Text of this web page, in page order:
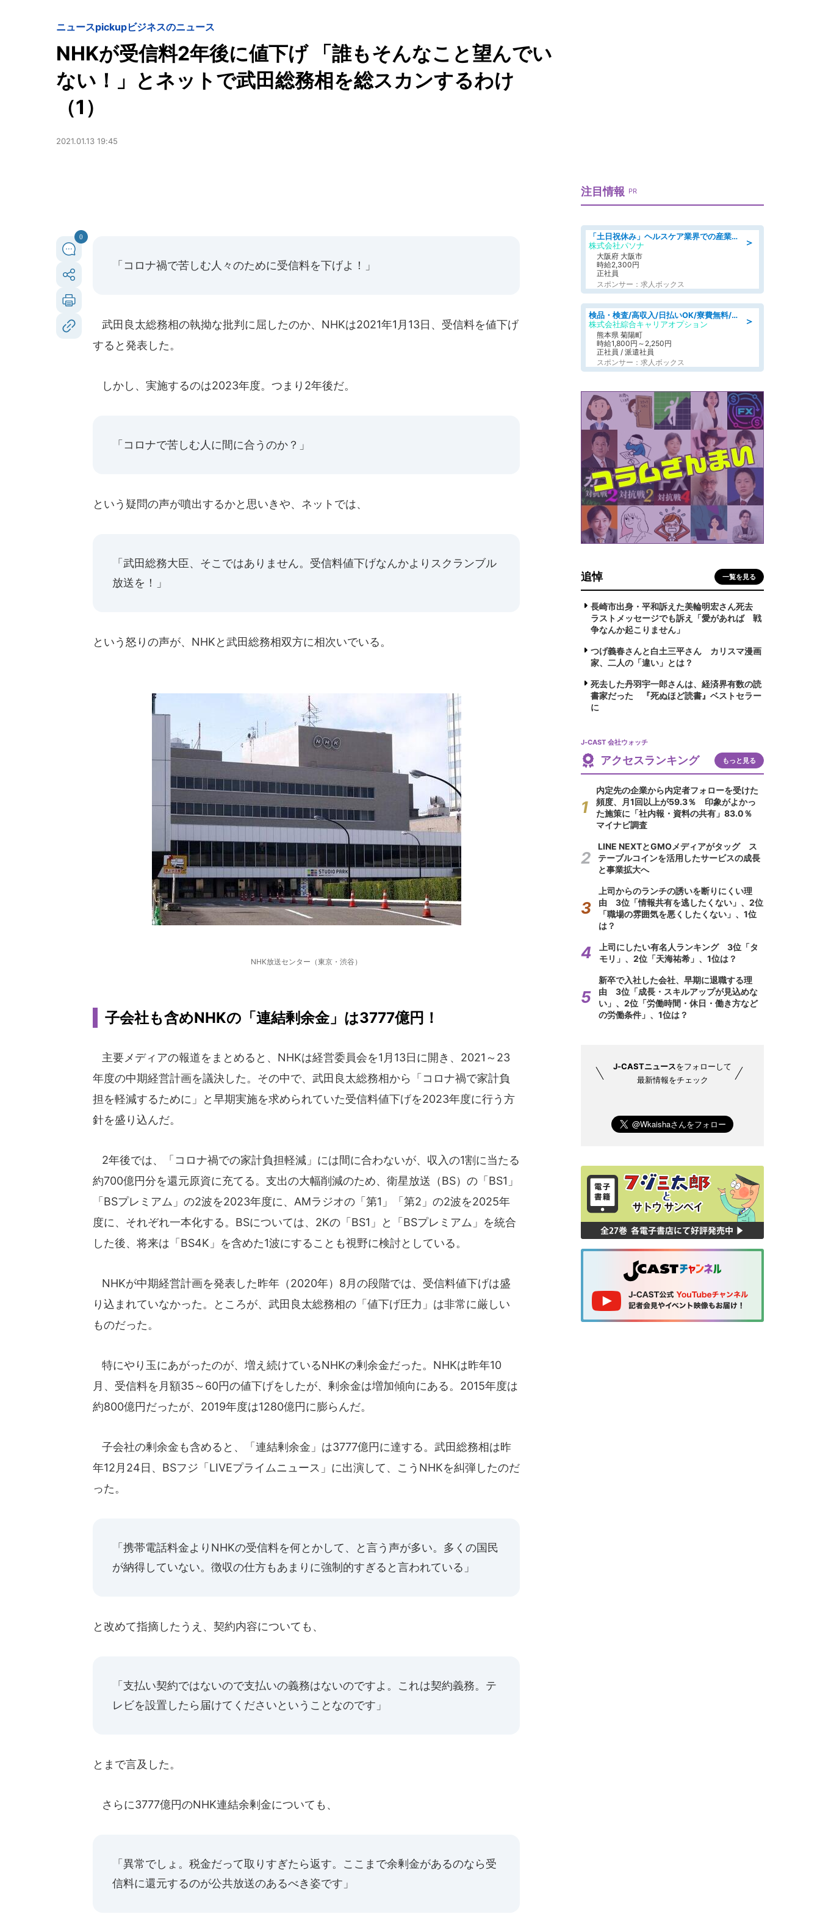
ニュースpickupビジネスのニュース
NHKが受信料2年後に値下げ 「誰もそんなこと望んでい
ない！」とネットで武田総務相を総スカンするわけ
（1）
2021.01.13 19:45
0
「コロナ禍で苦しむ人々のために受信料を下げよ！」
武田良太総務相の執拗な批判に屈したのか、NHKは2021年1月13日、受信料を値下げ
すると発表した。
しかし、実施するのは2023年度。つまり2年後だ。
「コロナで苦しむ人に間に合うのか？」
という疑問の声が噴出するかと思いきや、ネットでは、
「武田総務大臣、そこではありません。受信料値下げなんかよりスクランブル
放送を！」
という怒りの声が、NHKと武田総務相双方に相次いでいる。
NHK放送センター（東京・渋谷）
子会社も含めNHKの「連結剰余金」は3777億円！
主要メディアの報道をまとめると、NHKは経営委員会を1月13日に開き、2021～23
年度の中期経営計画を議決した。その中で、武田良太総務相から「コロナ禍で家計負
担を軽減するために」と早期実施を求められていた受信料値下げを2023年度に行う方
針を盛り込んだ。
2年後では、「コロナ禍での家計負担軽減」には間に合わないが、収入の1割に当たる
約700億円分を還元原資に充てる。支出の大幅削減のため、衛星放送（BS）の「BS1」
「BSプレミアム」の2波を2023年度に、AMラジオの「第1」「第2」の2波を2025年
度に、それぞれ一本化する。BSについては、2Kの「BS1」と「BSプレミアム」を統合
した後、将来は「BS4K」を含めた1波にすることも視野に検討としている。
NHKが中期経営計画を発表した昨年（2020年）8月の段階では、受信料値下げは盛
り込まれていなかった。ところが、武田良太総務相の「値下げ圧力」は非常に厳しい
ものだった。
特にやり玉にあがったのが、増え続けているNHKの剰余金だった。NHKは昨年10
月、受信料を月額35～60円の値下げをしたが、剰余金は増加傾向にある。2015年度は
約800億円だったが、2019年度は1280億円に膨らんだ。
子会社の剰余金も含めると、「連結剰余金」は3777億円に達する。武田総務相は昨
年12月24日、BSフジ「LIVEプライムニュース」に出演して、こうNHKを糾弾したのだ
った。
「携帯電話料金よりNHKの受信料を何とかして、と言う声が多い。多くの国民
が納得していない。徴収の仕方もあまりに強制的すぎると言われている」
と改めて指摘したうえ、契約内容についても、
「支払い契約ではないので支払いの義務はないのですよ。これは契約義務。テ
レビを設置したら届けてくださいということなのです」
とまで言及した。
さらに3777億円のNHK連結余剰金についても、
「異常でしょ。税金だって取りすぎたら返す。ここまで余剰金があるのなら受
信料に還元するのが公共放送のあるべき姿です」
注目情報 PR
＞
「土日祝休み」ヘルスケア業界での産業保健師業務/看護師/高時給/要資格:正看護師
株式会社パソナ
大阪府 大阪市
時給2,300円
正社員
スポンサー：求人ボックス
＞
検品・検査/高収入/日払いOK/寮費無料/日勤/20・30・40代活躍中
株式会社綜合キャリアオプション
熊本県 菊陽町
時給1,800円～2,250円
正社員 / 派遣社員
スポンサー：求人ボックス
追悼 一覧を見る
長崎市出身・平和訴えた美輪明宏さん死去
ラストメッセージでも訴え「愛があれば 戦
争なんか起こりません」
つげ義春さんと白土三平さん カリスマ漫画
家、二人の「違い」とは？
死去した丹羽宇一郎さんは、経済界有数の読
書家だった 『死ぬほど読書』ベストセラー
に
J-CAST 会社ウォッチ
アクセスランキング もっと見る
内定先の企業から内定者フォローを受けた
頻度、月1回以上が59.3％ 印象がよかっ
た施策に「社内報・資料の共有」83.0％
マイナビ調査
LINE NEXTとGMOメディアがタッグ ス
テーブルコインを活用したサービスの成長
と事業拡大へ
上司からのランチの誘いを断りにくい理
由 3位「情報共有を逃したくない」、2位
「職場の雰囲気を悪くしたくない」、1位
は？
上司にしたい有名人ランキング 3位「タ
モリ」、2位「天海祐希」、1位は？
新卒で入社した会社、早期に退職する理
由 3位「成長・スキルアップが見込めな
い」、2位「労働時間・休日・働き方など
の労働条件」、1位は？
J-CASTニュースをフォローして
最新情報をチェック